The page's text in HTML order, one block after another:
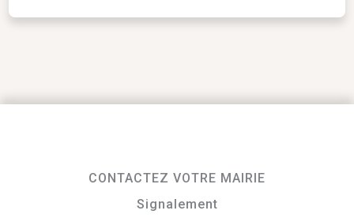
CONTACTEZ VOTRE MAIRIE
Signalement